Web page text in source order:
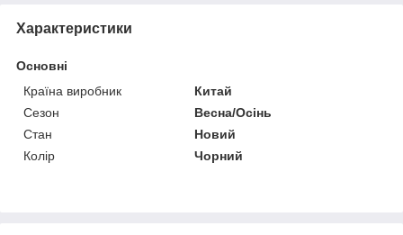
Характеристики
Основні
Країна виробник
Китай
Сезон
Весна/Осінь
Стан
Новий
Колір
Чорний